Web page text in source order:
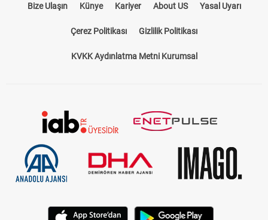
Bize Ulaşın Künye Kariyer About US Yasal Uyarı
Çerez Politikası Gizlilik Politikası
KVKK Aydınlatma Metni Kurumsal